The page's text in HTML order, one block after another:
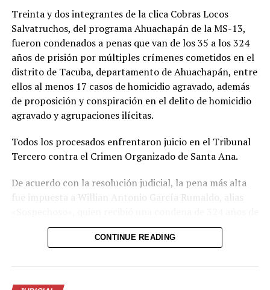
Treinta y dos integrantes de la clica Cobras Locos
Salvatruchos, del programa Ahuachapán de la MS-13,
fueron condenados a penas que van de los 35 a los 324
años de prisión por múltiples crímenes cometidos en el
distrito de Tacuba, departamento de Ahuachapán, entre
ellos al menos 17 casos de homicidio agravado, además
de proposición y conspiración en el delito de homicidio
agravado y agrupaciones ilícitas.
Todos los procesados enfrentaron juicio en el Tribunal
Tercero contra el Crimen Organizado de Santa Ana.
De acuerdo con la resolución judicial, la pena más alta
fue impuesta a Willian Antonio García Rumaldo, alias
prisión por su participación en 10 casos de homicidio
agravado, proposición y conspiración en el delito de
Por su parte, Luis Ángel Hernández Vásquez, alias
CONTINUE READING